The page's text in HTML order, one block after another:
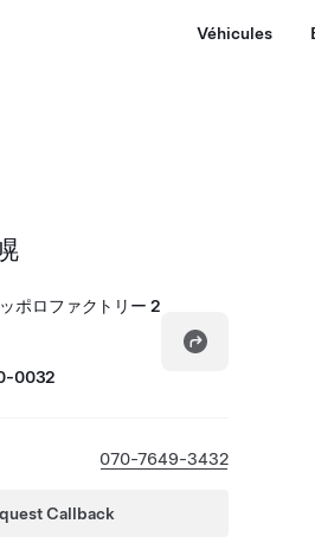
Véhicules
ポロファクトリー 2
0032
070-7649-3432
Callback